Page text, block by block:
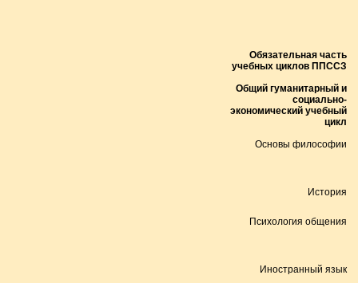
Обязательная часть
учебных циклов ППССЗ
Общий гуманитарный и
социально-
экономический учебный
цикл
Основы философии
История
Психология общения
Иностранный язык